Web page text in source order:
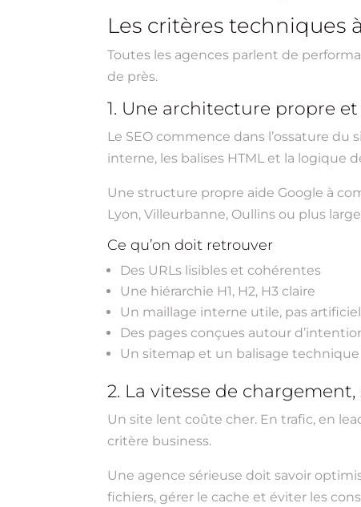
Les critères techniques
Toutes les agences parlent de
de près.
1. Une architecture propre
Le SEO commence dans l’ossature du
interne, les balises HTML et la logique
Une structure propre aide Google à
Lyon, Villeurbanne, Oullins ou plus
Ce qu’on doit retrouver
Des URLs lisibles et cohérentes
Une hiérarchie H1, H2, H3 claire
Un maillage interne utile, pas artificiel
Des pages conçues autour
Un sitemap et un balisage
2. La vitesse de
Un site lent coûte cher. En trafic, en
critère business.
Une agence sérieuse doit savoir
fichiers, gérer le cache et éviter les